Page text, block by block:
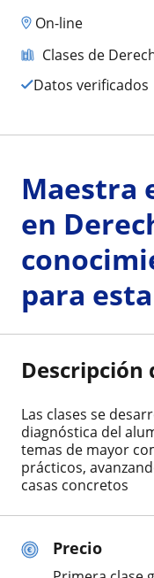
On-line
Clases de
Datos verificados
Precio
Maestra
en
para
Descripción
Las clases se
diagnóstica del
temas de mayor
prácticos,
casas concretos